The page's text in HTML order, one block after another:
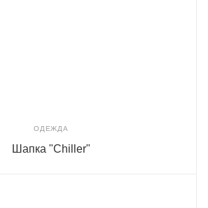
ОДЕЖДА
Шапка "Chiller"